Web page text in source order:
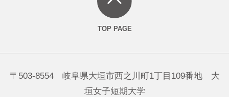
〒503-8554 岐阜県大垣市西之川町1丁目109番地 大
垣女子短期大学